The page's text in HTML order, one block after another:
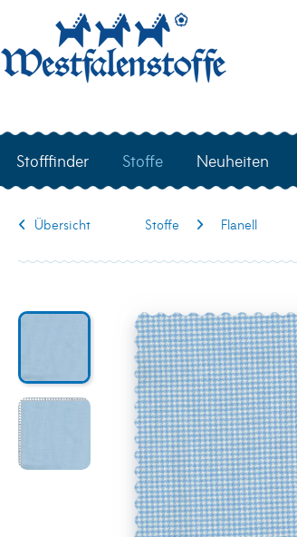
Stofffinder Stoffe Neuheiten
Übersicht Stoffe Flanell